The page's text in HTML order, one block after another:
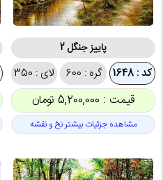
پاییز جنگل 2
کد : 1648 گره : 600 لای : 350
قیمت : 5,200,000 تومان
مشاهده جزئیات بیشتر نخ و نقشه